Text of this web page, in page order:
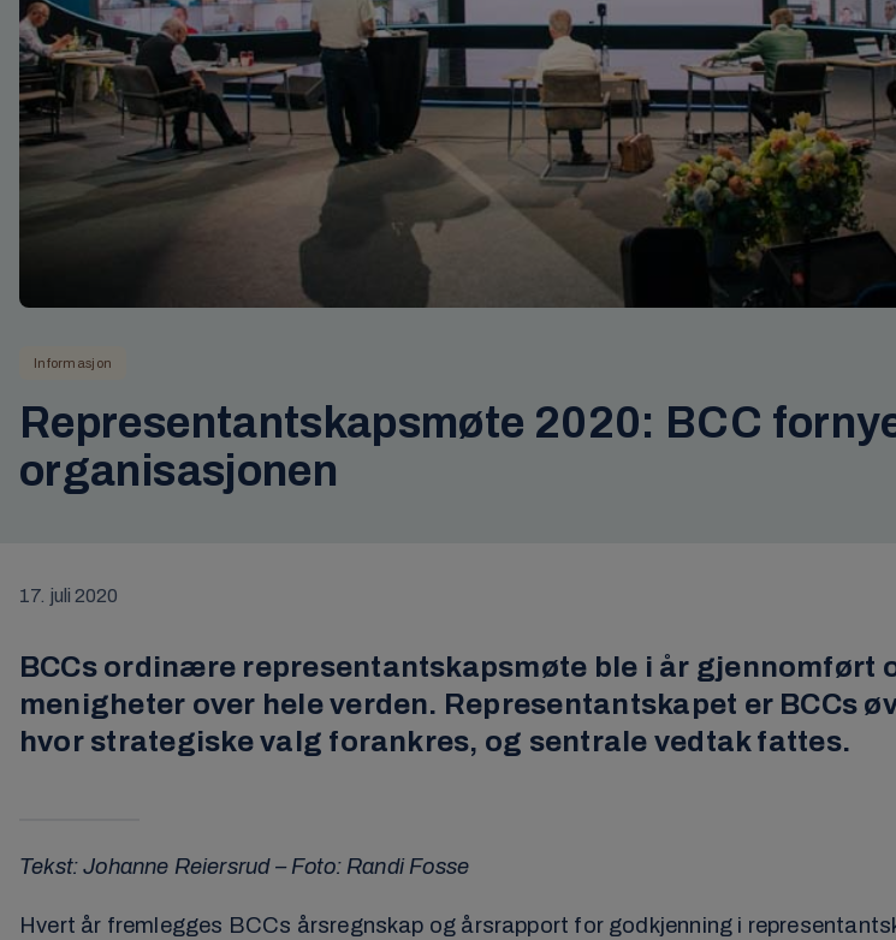
Informasjon
Representantskapsmøte 2020: BCC
organisasjonen
17. juli 2020
BCCs ordinære representantskapsmøte ble i år gjennomført
menigheter over hele verden. Representantskapet er BCCs
hvor strategiske valg forankres, og sentrale vedtak fattes.
Tekst: Johanne Reiersrud – Foto: Randi Fosse
Hvert år fremlegges BCCs årsregnskap og årsrapport for godkjenning i